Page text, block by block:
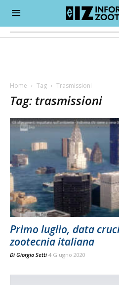
Home Tag Trasmissioni
Tag: trasmissioni
Primo luglio, data
zootecnia italiana
Di Giorgio Setti 4 Giugno 2020